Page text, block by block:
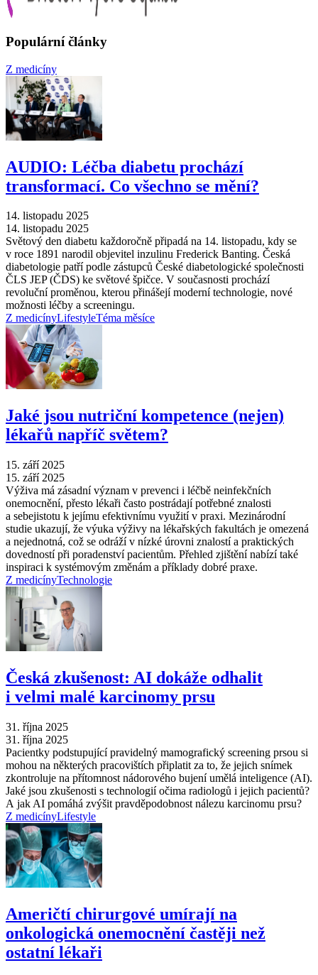
Populární články
Z medicíny
AUDIO: Léčba diabetu prochází
transformací. Co všechno se mění?
14. listopadu 2025
14. listopadu 2025
Světový den diabetu každoročně připadá na 14. listopadu, kdy se
v roce 1891 narodil objevitel inzulinu Frederick Banting. Česká
diabetologie patří podle zástupců České diabetologické společnosti
ČLS JEP (ČDS) ke světové špičce. V současnosti prochází
revoluční proměnou, kterou přinášejí moderní technologie, nové
možnosti léčby a screeningu.
Z medicínyLifestyleTéma měsíce
Jaké jsou nutriční kompetence (nejen)
lékařů napříč světem?
15. září 2025
15. září 2025
Výživa má zásadní význam v prevenci i léčbě neinfekčních
onemocnění, přesto lékaři často postrádají potřebné znalosti
a sebejistotu k jejímu efektivnímu využití v praxi. Mezinárodní
studie ukazují, že výuka výživy na lékařských fakultách je omezená
a nejednotná, což se odráží v nízké úrovni znalostí a praktických
dovedností při poradenství pacientům. Přehled zjištění nabízí také
inspiraci k systémovým změnám a příklady dobré praxe.
Z medicínyTechnologie
Česká zkušenost: AI dokáže odhalit
i velmi malé karcinomy prsu
31. října 2025
31. října 2025
Pacientky podstupující pravidelný mamografický screening prsou si
mohou na některých pracovištích připlatit za to, že jejich snímek
zkontroluje na přítomnost nádorového bujení umělá inteligence (AI).
Jaké jsou zkušenosti s technologií očima radiologů i jejich pacientů?
A jak AI pomáhá zvýšit pravděpodobnost nálezu karcinomu prsu?
Z medicínyLifestyle
Američtí chirurgové umírají na
onkologická onemocnění častěji než
ostatní lékaři